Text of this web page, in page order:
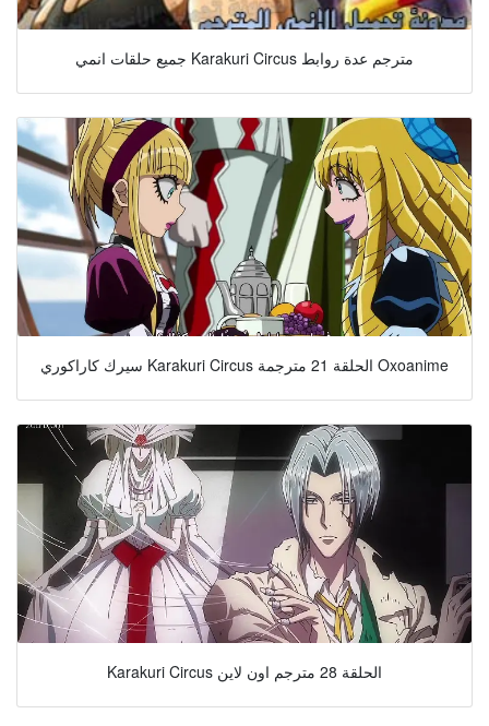
جميع حلقات انمي Karakuri Circus مترجم عدة روابط
سيرك كاراكوري Karakuri Circus الحلقة 21 مترجمة Oxoanime
Karakuri Circus الحلقة 28 مترجم اون لاين